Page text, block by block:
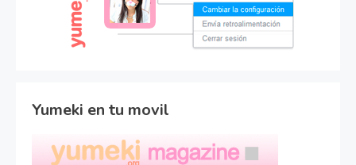
Yumeki en tu movil